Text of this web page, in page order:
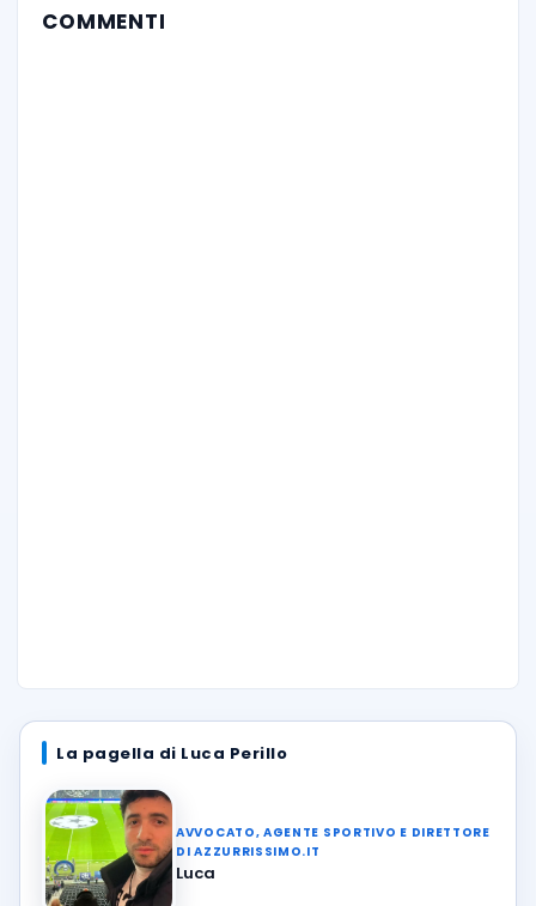
COMMENTI
La pagella di Luca Perillo
AVVOCATO, AGENTE SPORTIVO E DIRETTORE
DI AZZURRISSIMO.IT
Luca